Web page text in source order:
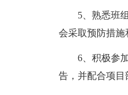
5、熟悉班
会采取预防措施
6、积极参
告，并配合项目